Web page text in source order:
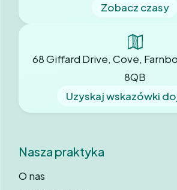
Zobacz czasy
68 Giffard Drive, Cove,
8QB
Uzyskaj wskazówki
Nasza praktyka
O nas